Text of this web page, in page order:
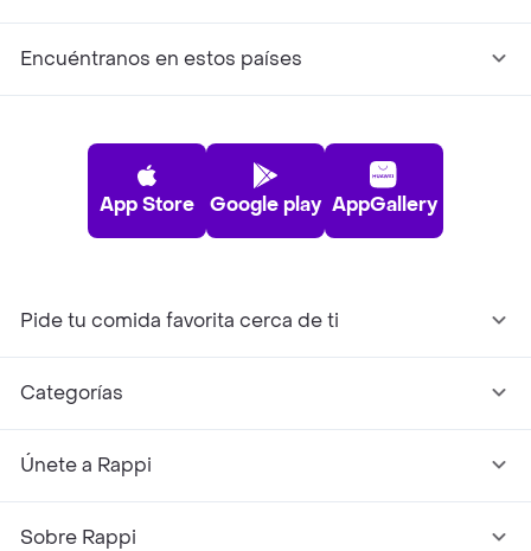
Encuéntranos en estos países
App Store Google play AppGallery
Pide tu comida favorita cerca de ti
Categorías
Únete a Rappi
Sobre Rappi